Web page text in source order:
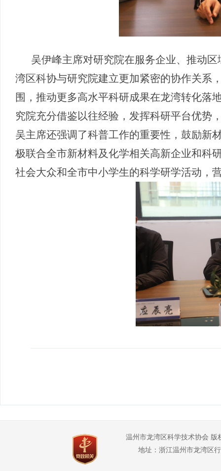
吴伊峰主席对研究院在服务企业、推动
湾区科协与研究院建立更加紧密的协作关系
围，推动更多高水平科研成果在龙湾转化落
究院充分借鉴以往经验，发挥科研平台优势
吴主席还强调了科普工作的重要性，鼓励新
极联合全市新材料及化学相关高新企业和科
社会大众和全市中小学生的科学研学活动，
温州市龙湾区科学技术协会
地址：浙江温州市龙湾区